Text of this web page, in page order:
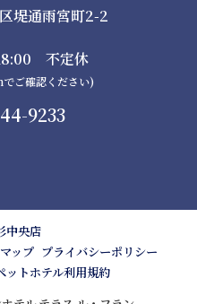
堤通雨宮町2-2
不定休
ご確認ください)
9233
中央店
ップ プライバシーポリシー
ットホテル利用規約